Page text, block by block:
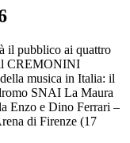
il pubblico ai quattro
il CREMONINI
musica in Italia: il
SNAI La Maura
Enzo e Dino Ferrari –
di Firenze (17